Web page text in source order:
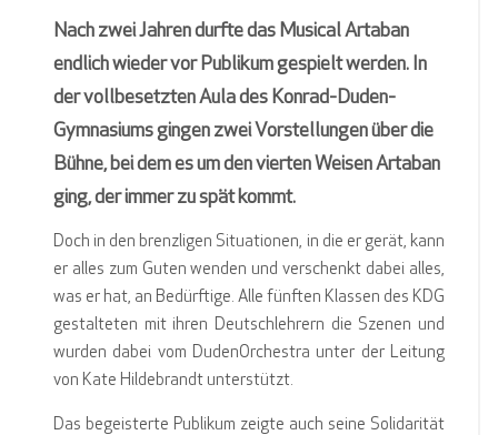
Nach zwei Jahren durfte das Musical Artaban
endlich wieder vor Publikum gespielt werden. In
der vollbesetzten Aula des Konrad-Duden-
Gymnasiums gingen zwei Vorstellungen über die
Bühne, bei dem es um den vierten Weisen Artaban
ging, der immer zu spät kommt.
Doch in den brenzligen Situationen, in die er gerät, kann
er alles zum Guten wenden und verschenkt dabei alles,
was er hat, an Bedürftige. Alle fünften Klassen des KDG
gestalteten mit ihren Deutschlehrern die Szenen und
wurden dabei vom DudenOrchestra unter der Leitung
von Kate Hildebrandt unterstützt.
Das begeisterte Publikum zeigte auch seine Solidarität